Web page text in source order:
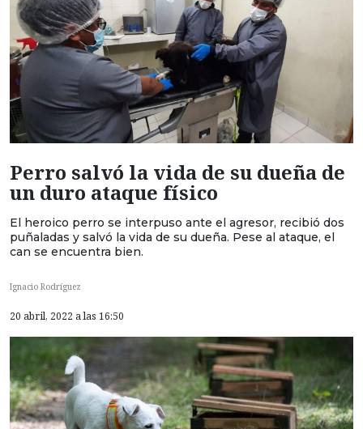
Perro salvó la vida de su dueña de
un duro ataque físico
El heroico perro se interpuso ante el agresor, recibió dos
puñaladas y salvó la vida de su dueña. Pese al ataque, el
can se encuentra bien.
Ignacio Rodríguez
20 abril, 2022 a las 16:50